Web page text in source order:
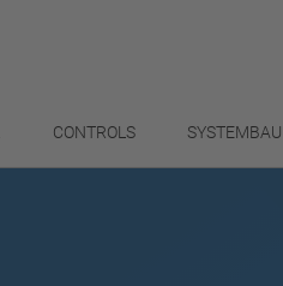
CONTROLS SYSTEMBAU